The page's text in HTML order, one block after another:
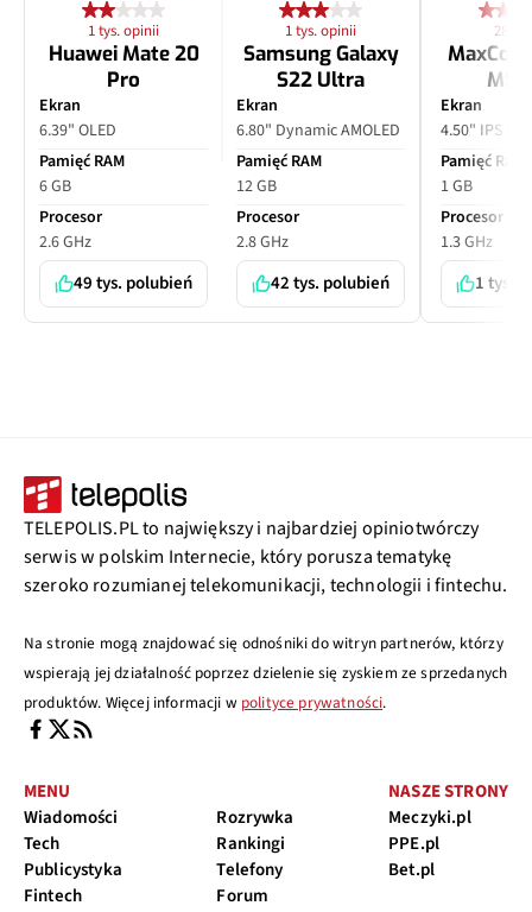
1 tys. opinii
Huawei Mate 20
Pro
Ekran
6.39" OLED
Pamięć RAM
6 GB
Procesor
2.6 GHz
49 tys. polubień
1 tys. opinii
Samsung Galaxy
S22 Ultra
Ekran
6.80" Dynamic AMOLED
Pamięć RAM
12 GB
Procesor
2.8 GHz
42 tys. polubień
28
Ekran
4.50" IPS
Pamięć RAM
1 GB
Procesor
1.3 GHz
1 tys.
TELEPOLIS.PL to największy i najbardziej opiniotwórczy
serwis w polskim Internecie, który porusza tematykę
szeroko rozumianej telekomunikacji, technologii i fintechu.
Na stronie mogą znajdować się odnośniki do witryn partnerów, którzy
wspierają jej działalność poprzez dzielenie się zyskiem ze sprzedanych
produktów. Więcej informacji w polityce prywatności.
MENU
Wiadomości
Tech
Publicystyka
Fintech
Rozrywka
Rankingi
Telefony
Forum
NASZE STRONY
Meczyki.pl
PPE.pl
Bet.pl